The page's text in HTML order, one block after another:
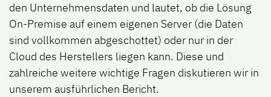
den Unternehmensdaten und lautet, ob die Lösung
On-Premise auf einem eigenen Server (die Daten
sind vollkommen abgeschottet) oder nur in der
Cloud des Herstellers liegen kann. Diese und
zahlreiche weitere wichtige Fragen diskutieren wir in
unserem ausführlichen Bericht.